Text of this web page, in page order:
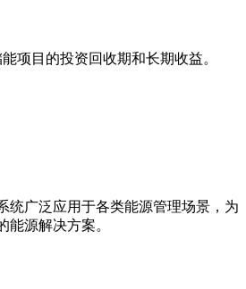
项目的投资回收期和长期收益。
统广泛应用于各类能源管理场景，为
能源解决方案。